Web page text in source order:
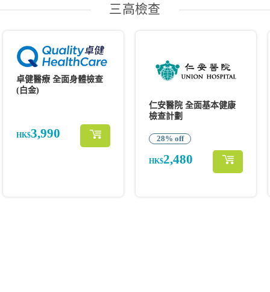
三高檢查
卓健醫療 全面身體檢查
(白金)
HK$3,990
仁安醫院 全面基本健康
檢查計劃
28% off
HK$2,480